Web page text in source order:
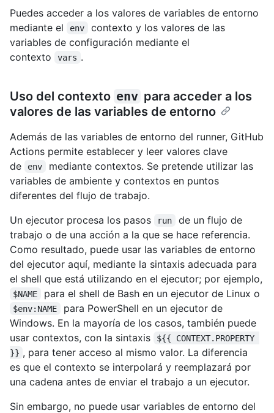
Puedes acceder a los valores de variables de entorno
mediante el
env
contexto y los valores de las
variables de configuración mediante el
contexto
vars .
Uso del contexto env para acceder a los
valores de las variables de entorno
Además de las variables de entorno del runner, GitHub
Actions permite establecer y leer valores clave
de
env
mediante contextos. Se pretende utilizar las
variables de ambiente y contextos en puntos
diferentes del flujo de trabajo.
Un ejecutor procesa los pasos
run
de un flujo de
trabajo o de una acción a la que se hace referencia.
Como resultado, puede usar las variables de entorno
del ejecutor aquí, mediante la sintaxis adecuada para
el shell que está utilizando en el ejecutor; por ejemplo,
$NAME para el shell de Bash en un ejecutor de Linux o
$env:NAME
para PowerShell en un ejecutor de
Windows. En la mayoría de los casos, también puede
usar contextos, con la sintaxis
${{ CONTEXT.PROPERTY
}} , para tener acceso al mismo valor. La diferencia
es que el contexto se interpolará y reemplazará por
una cadena antes de enviar el trabajo a un ejecutor.
Sin embargo, no puede usar variables de entorno del